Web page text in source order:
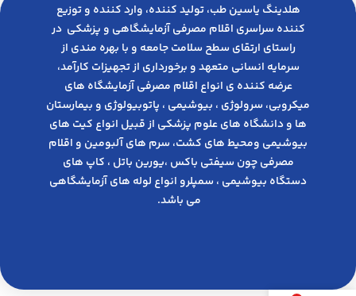
هلدینگ یاسین طب، تولید کننده، وارد کننده و توزیع
کننده سراسری اقلام مصرفی آزمایشگاهی و پزشکی در
راﺳﺘﺎی ارﺗﻘﺎی ﺳﻄﺢ ﺳﻼﻣﺖ ﺟﺎﻣﻌﻪ و ﺑﺎ ﺑﻬﺮه ﻣﻨﺪی از
ﺳﺮﻣﺎﯾﻪ انسانی متعهد و ﺑﺮﺧﻮرداری از ﺗﺠﻬﯿﺰات ﮐﺎرآﻣﺪ،
عرضه کننده ی انواع اﻗﻼم مصرفی آزﻣﺎﯾﺸﮕﺎه های
میکروبی، ﺳﺮوﻟﻮژی ، ﺑﯿﻮﺷﯿﻤﯽ ، پاتوبیولوژی و بیمارستان
ها و دانشگاه های علوم پزشکی از قبیل انواع کیت های
بیوشیمی ومحیط های کشت، سرم های آلبومین و اقلام
مصرفی چون سیفتی باکس ،یورین باتل ، کاپ های
دستگاه بیوشیمی ، سمپلرو انواع لوله های آزمایشگاهی
می باشد.